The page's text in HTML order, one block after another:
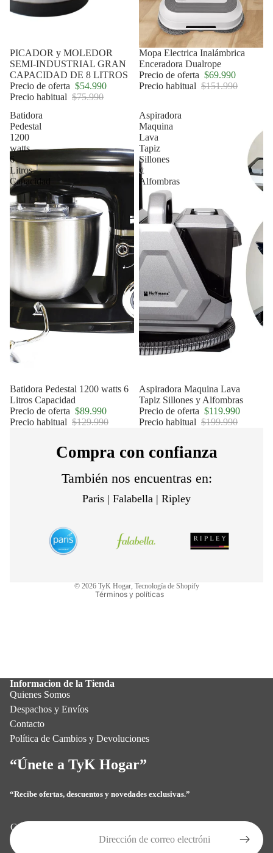
Oferta
PICADOR y MOLEDOR
SEMI-INDUSTRIAL GRAN
CAPACIDAD DE 8 LITROS
Precio de oferta $54.990
Precio habitual $75.990
Oferta
Mopa Electrica Inalámbrica
Enceradora Dualrope
Precio de oferta $69.990
Precio habitual $151.990
Batidora
Pedestal
1200
watts
6
Litros
Capacidad
Oferta
Batidora Pedestal 1200 watts 6
Litros Capacidad
Precio de oferta $89.990
Precio habitual $129.990
Aspiradora
Maquina
Lava
Tapiz
Sillones
y
Alfombras
Oferta
Aspiradora Maquina Lava
Tapiz Sillones y Alfombras
Precio de oferta $119.990
Precio habitual $199.990
Compra con confianza
También nos encuentras en:
Paris | Falabella | Ripley
© 2026 TyK Hogar, Tecnología de Shopify
Términos y políticas
Política de reembolso
Términos del servicio
Informacion de la Tienda
Quienes Somos
Despachos y Envíos
Contacto
Política de Cambios y Devoluciones
“Únete a TyK Hogar”
“Recibe ofertas, descuentos y novedades exclusivas.”
Correo electrónico
Política de privacidad